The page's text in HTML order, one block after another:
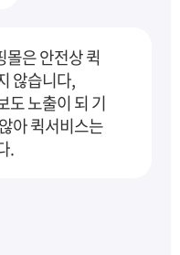
몰은 안전상 퀵
않습니다,
도 노출이 되 기
아 퀵서비스는
.